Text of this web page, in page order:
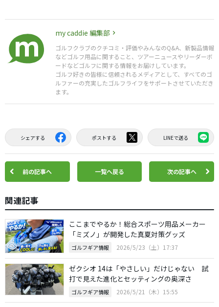
my caddie 編集部
ゴルフクラブのクチコミ・評価やみんなのQ&A、新製品情報
などゴルフ用品に関すること、ツアーニュースやリーダーボ
ードなどゴルフに関する情報をお届けしています。
ゴルフ好きの皆様に信頼されるメディアとして、すべてのゴ
ルファーの充実したゴルフライフをサポートさせていただき
ます。
シェアする ポストする LINEで送る
前の記事へ 一覧へ戻る 次の記事へ
関連記事
ここまでやるか！総合スポーツ用品メーカー
「ミズノ」が開発した真夏対策グッズ
ゴルフギア情報 2026/5/23（土）17:37
ゼクシオ 14は「やさしい」だけじゃない 試
打で見えた進化とセッティングの奥深さ
ゴルフギア情報 2026/5/21（木）15:55